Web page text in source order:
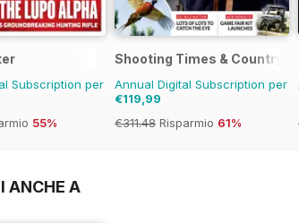
Subscription per
55%
Shooting Times & Country
Annual Digital Subscription per
€119,99
€311.48 Risparmio 61%
ANCHE A